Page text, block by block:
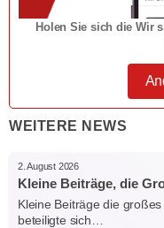
Holen Sie sich die Wir
WEITERE NEWS
2. August 2026
Kleine Beiträge, die
Kleine Beiträge die
beteiligte sich…